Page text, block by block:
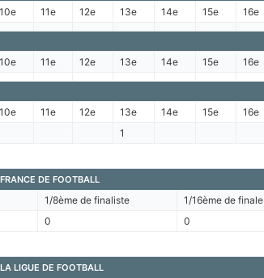
10e 11e 12e 13e 14e 15e 16e
10e 11e 12e 13e 14e 15e 16e
10e 11e 12e 13e 14e 15e 16e
1
DE FOOTBALL
1/8ème de finaliste 1/16ème de finale
0 0
LIGUE DE FOOTBALL